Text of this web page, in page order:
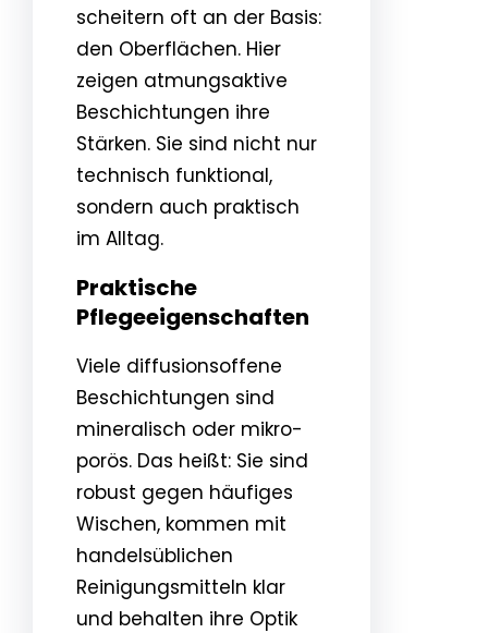
scheitern oft an der Basis:
den Oberflächen. Hier
zeigen atmungsaktive
Beschichtungen ihre
Stärken. Sie sind nicht nur
technisch funktional,
sondern auch praktisch
im Alltag.
Praktische
Pflegeeigenschaften
Viele diffusionsoffene
Beschichtungen sind
mineralisch oder mikro-
porös. Das heißt: Sie sind
robust gegen häufiges
Wischen, kommen mit
handelsüblichen
Reinigungsmitteln klar
und behalten ihre Optik